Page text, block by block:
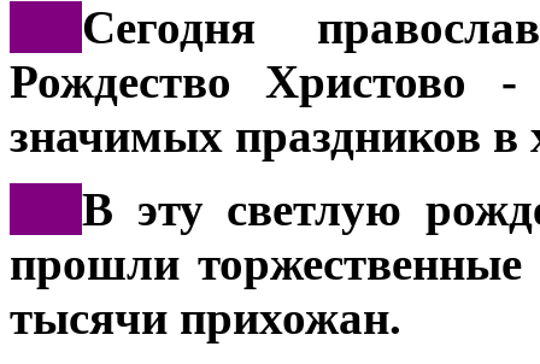
Сегодня
Рождество Христово
значимых праздников в
В эту светлую
прошли торжественные
тысячи прихожан.